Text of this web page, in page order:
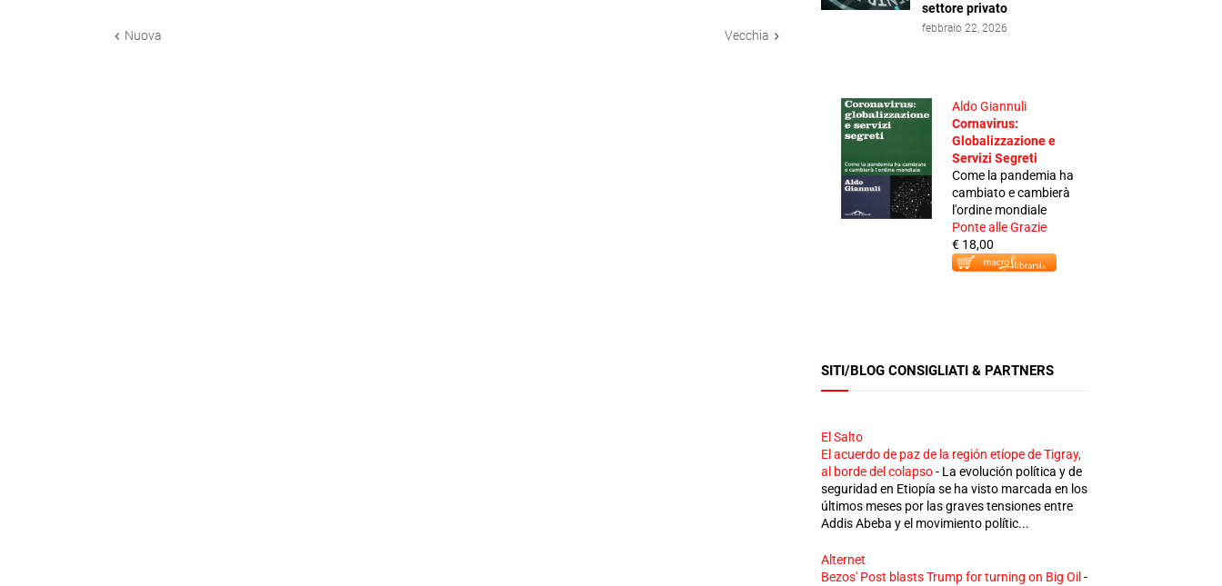
Nuova Vecchia
settore privato
febbraio 22, 2026
Aldo Giannuli
Cornavirus:
Globalizzazione e
Servizi Segreti
Come la pandemia ha
cambiato e cambierà
l'ordine mondiale
Ponte alle Grazie
€ 18,00
SITI/BLOG CONSIGLIATI & PARTNERS
El Salto
El acuerdo de paz de la región etíope de Tigray,
al borde del colapso- La evolución política y de
seguridad en Etiopía se ha visto marcada en los
últimos meses por las graves tensiones entre
Addis Abeba y el movimiento polític...
Alternet
Bezos' Post blasts Trump for turning on Big Oil -